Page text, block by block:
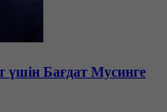
үшін Бағдат Мусинге